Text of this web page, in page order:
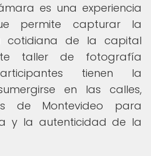
es una experiencia
permite capturar la
cotidiana de la capital
taller de fotografía
tienen la
en las calles,
de Montevideo para
y la autenticidad de la